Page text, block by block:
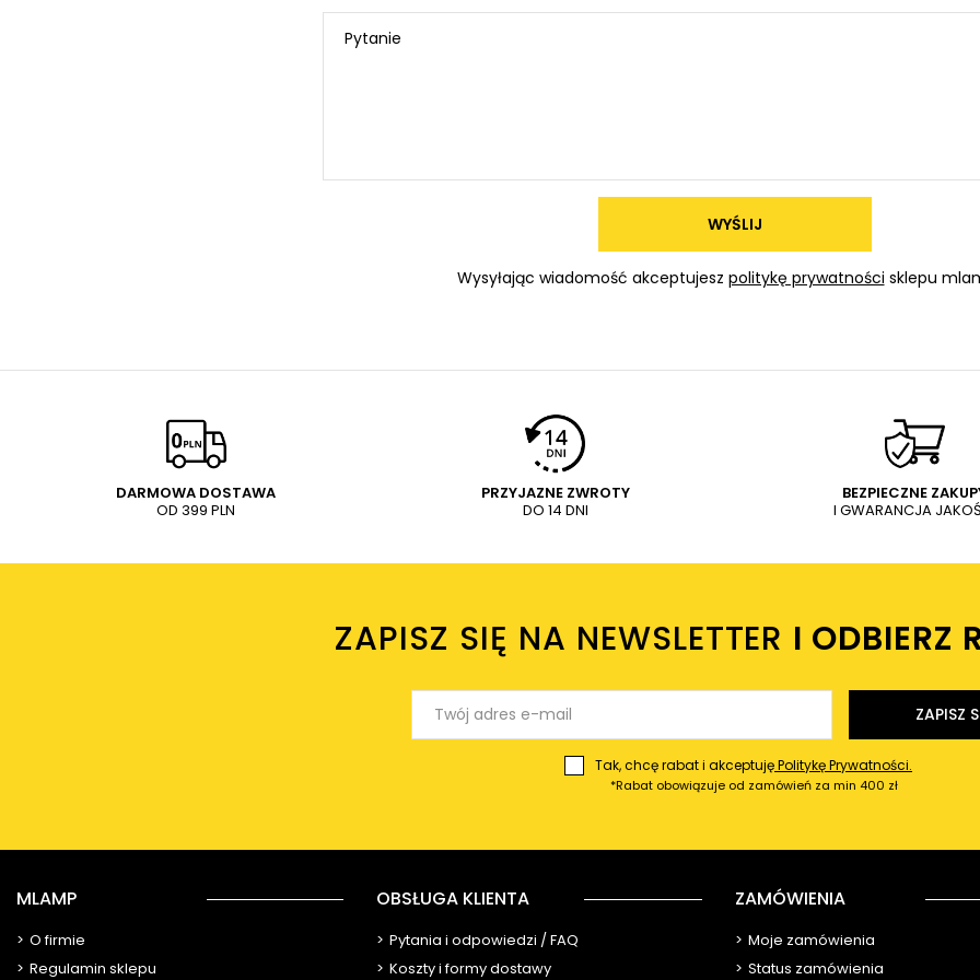
Pytanie
WYŚLIJ
Wysyłając wiadomość akceptujesz politykę prywatności sklepu
DARMOWA DOSTAWA
OD 399 PLN
PRZYJAZNE ZWROTY
DO 14 DNI
BEZPIECZNE
I GWARANCJA
ZAPISZ SIĘ NA NEWSLETTER I ODBIERZ
ZAPISZ
Tak, chcę rabat i akceptujęPolitykę Prywatności.
*Rabat obowiązuje od zamówień za min 400 zł
MLAMP
O firmie
Regulamin sklepu
OBSŁUGA KLIENTA
Pytania i odpowiedzi / FAQ
Koszty i formy dostawy
ZAMÓWIENIA
Moje zamówienia
Status zamówienia